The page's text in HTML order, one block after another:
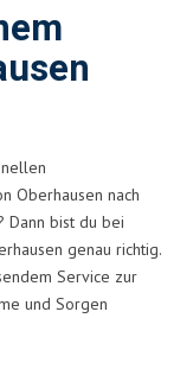
Oberhausen nach
Dann bist du bei
genau richtig.
Service zur
und Sorgen